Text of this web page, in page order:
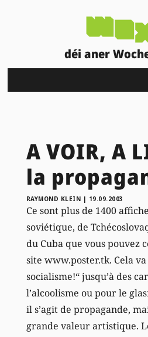
déi aner
A VOIR, A
la
RAYMOND KLEIN | 19.09.2003
Ce sont plus de 1400
soviétique, de
du Cuba que vous pouvez
site www.poster.tk. Cela
socialisme!“ jusqu’à des
l’alcoolisme ou pour le
il s’agit de propagande,
grande valeur artistique.